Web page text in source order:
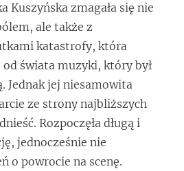
Kuszyńska zmagała się nie
ale także z
katastrofy, która
od świata muzyki, który był
Jednak jej niesamowita
ze strony najbliższych
Rozpoczęła długą i
jednocześnie nie
o powrocie na scenę.